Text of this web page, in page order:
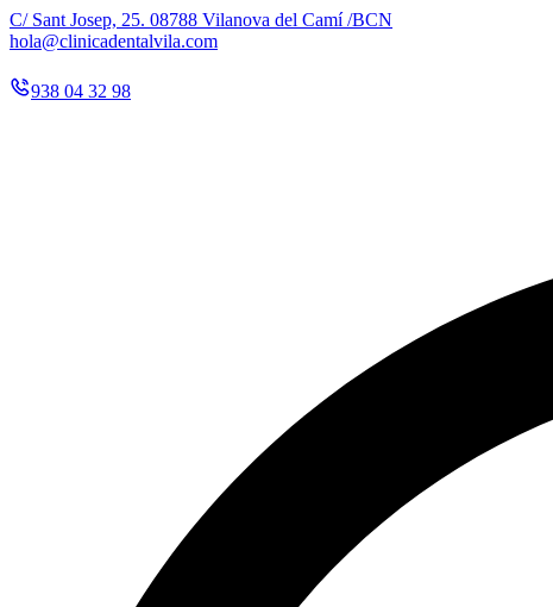
C/ Sant Josep, 25. 08788 Vilanova del Camí /BCN
hola@clinicadentalvila.com
938 04 32 98